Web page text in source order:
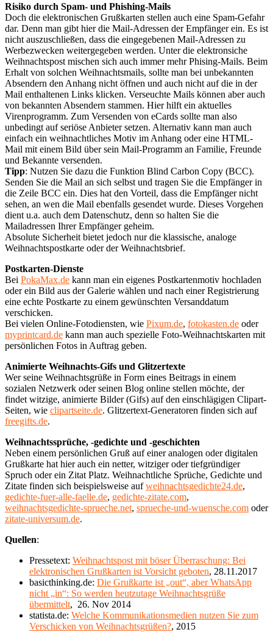
Risiko durch Spam- und Phishing-Mails
Doch die elektronischen Grußkarten stellen auch eine Spam-Gefahr
dar. Denn man gibt hier die Mail-Adressen der Empfänger ein. Es ist
nicht auszuschließen, dass die eingegebenen Mail-Adressen zu
Werbezwecken weitergegeben werden. Unter die elektronsiche
Weihnachtspost mischen sich auch immer mehr Phising-Mails. Beim
Erhalt von solchen Weihnachtsmails, sollte man bei unbekannten
Absendern den Anhang nicht öffnen und auch nicht auf die in der
Mail enthaltenen Links klicken. Verseuchte Mails können aber auch
von bekannten Absendern stammen. Hier hilft ein aktuelles
Virenprogramm. Zum Versenden von eCards sollte man also
unbedingt auf seriöse Anbieter setzen. Alternativ kann man auch
einfach ein weihnachtliches Motiv im Anhang oder eine HTML-
Mail mit einem Bild über sein Mail-Programm an Familie, Freunde
und Bekannte versenden.
Tipp: Nutzen Sie dazu die Funktion Blind Carbon Copy (BCC).
Senden Sie die Mail an sich selbst und tragen Sie die Empfänger in
die Zeile BCC ein. Dies hat den Vorteil, dass die Empfänger nicht
sehen, an wen die Mail ebenfalls gesendet wurde. Dieses Vorgehen
dient u.a. auch dem Datenschutz, denn so halten Sie die
Mailadressen Ihrer Empfänger geheim.
Absolute Sicherheit bietet jedoch nur die klassische, analoge
Weihnachtspostkarte oder der Weihnachtsbrief.
Postkarten-Dienste
Bei PokaMax.de kann man ein eigenes Postkartenmotiv hochladen
oder ein Bild aus der Galerie wählen und nach einer Registrierung
eine echte Postkarte zu einem gewünschten Versanddatum
verschicken.
Bei vielen Online-Fotodiensten, wie Pixum.de, fotokasten.de oder
myprintcard.de kann man auch spezielle Foto-Weihnachtskarten mit
persönlichen Fotos in Auftrag geben.
Animierte Weihnachts-Gifs und Glitzertexte
Wer seine Weihnachtsgrüße in Form eines Beitrags in einem
sozialen Netzwerk oder seinen Blog online stellen möchte, der
findet witzige, animierte Bilder (Gifs) auf den einschlägigen Clipart-
Seiten, wie clipartseite.de. Glitzertext-Generatoren finden sich auf
freegifts.de.
Weihnachtssprüche, -gedichte und -geschichten
Neben einem persönlichen Gruß auf einer analogen oder digitalen
Grußkarte hat hier auch ein netter, witziger oder tiefgründiger
Spruch oder ein Zitat Platz. Weihnachtliche Sprüche, Gedichte und
Zitate finden sich beispielsweise aufweihnachtsgedichte24.de,
gedichte-fuer-alle-faelle.de, gedichte-zitate.com,
weihnachtsgedichte-sprueche.net, sprueche-und-wuensche.com oder
zitate-universum.de.
Quellen:
Pressetext: Weihnachtspost mit böser Überraschung: Bei
elektronischen Grußkarten ist Vorsicht geboten, 28.11.2017
basicthinking.de: Die Grußkarte ist „out“, aber WhatsApp
nicht „in“: So werden heutzutage Weihnachtsgrüße
übermittelt, 26. Nov 2014
statista.de: Welche Kommunikationsmedien nutzen Sie zum
Verschicken von Weihnachtsgrüßen?, 2015